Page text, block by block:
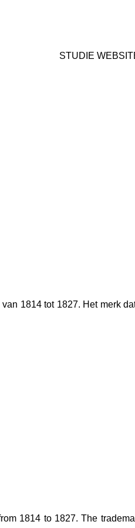
STUDIE
1814 tot 1827. Het merk
1814 to 1827. The